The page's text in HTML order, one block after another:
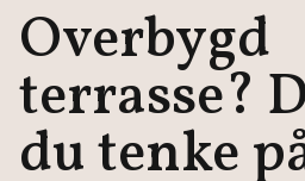
Vi hjelper deg med
Hytter
Rehabilitering
Arkitekt- og ingeniørtjenester
Overbygd
terrasse?
du tenke